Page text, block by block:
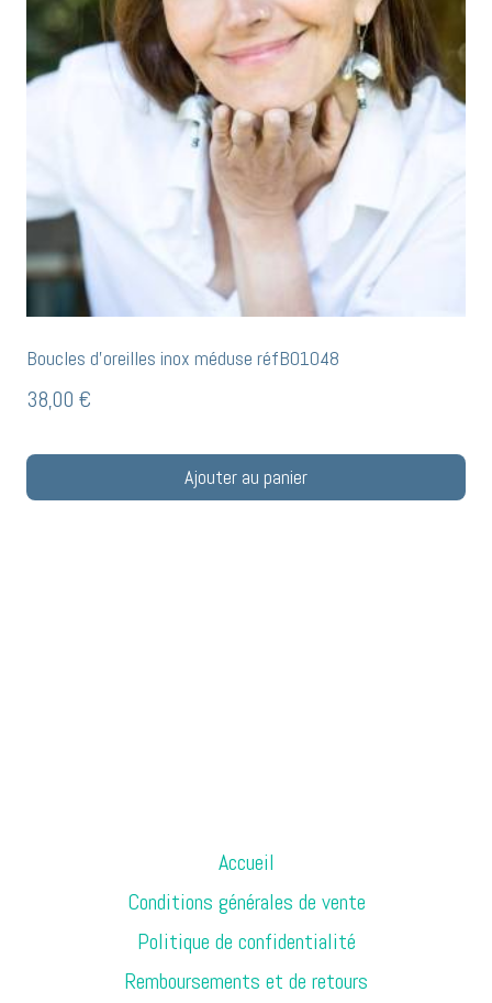
Boucles d’oreilles inox méduse réfB01048
38,00 €
Ajouter au panier
Accueil
Conditions générales de vente
Politique de confidentialité
Remboursements et de retours